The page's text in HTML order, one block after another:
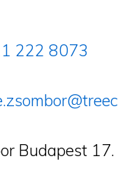
222 8073
Budapest